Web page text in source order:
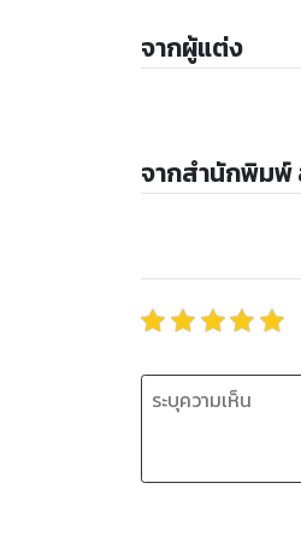
จากผู้แต่ง
จากสำนักพิมพ์